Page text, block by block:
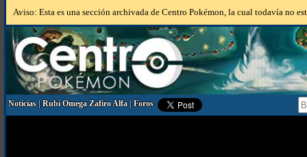
Aviso: Esta es una sección archivada de Centro Pokémon, la cual todavía no
Noticias|Rubí Omega Zafiro Alfa|Foros